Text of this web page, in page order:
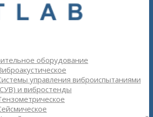
оборудование
управления виброиспытаниями
и вибростенды